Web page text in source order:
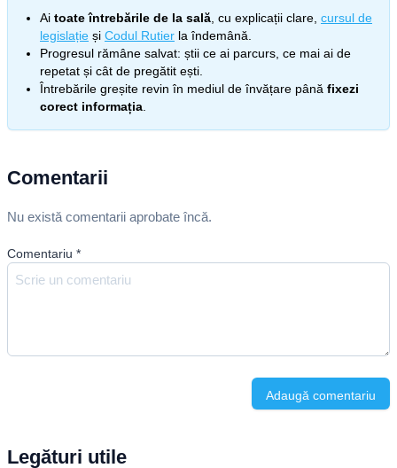
Ai toate întrebările de la sală , cu explicații clare, cursul de
legislație și Codul Rutier la îndemână.
Progresul rămâne salvat: știi ce ai parcurs, ce mai ai de
repetat și cât de pregătit ești.
Întrebările greșite revin în mediul de învățare până fixezi
corect informația
Comentarii
Nu există comentarii aprobate încă.
Comentariu *
Adaugă comentariu
Legături utile